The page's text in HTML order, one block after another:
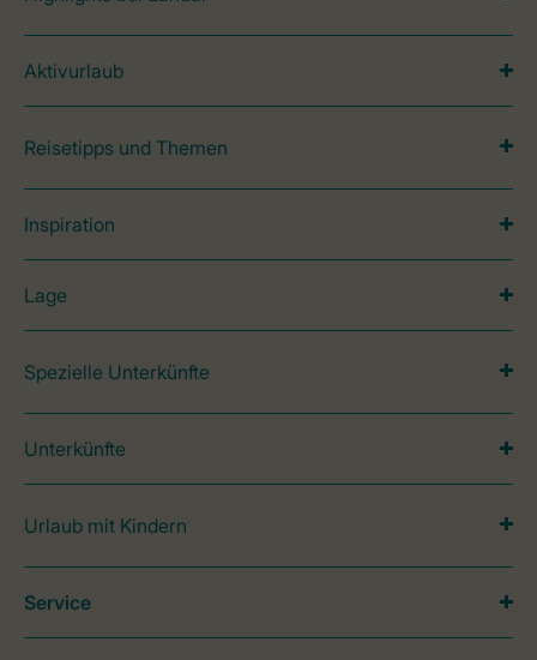
Aktivurlaub
Reisetipps und Themen
Inspiration
Lage
Spezielle Unterkünfte
Unterkünfte
Urlaub mit Kindern
Service